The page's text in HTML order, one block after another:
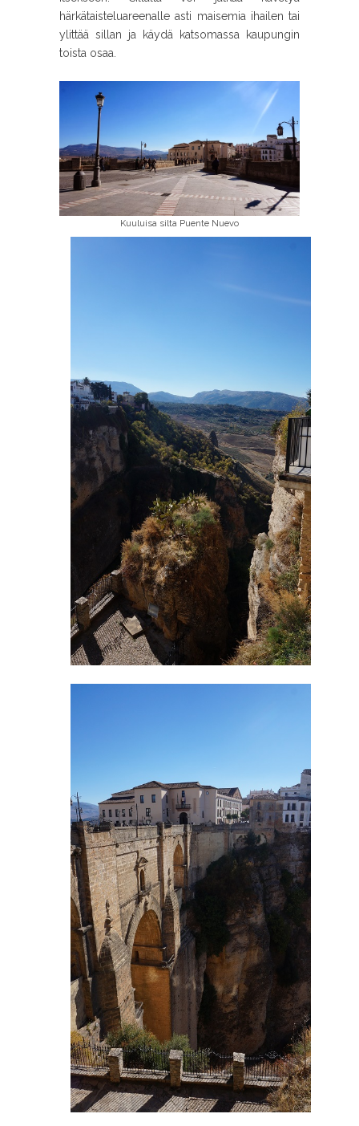
härkätaisteluareenalle asti maisemia ihailen tai
ylittää sillan ja käydä katsomassa kaupungin
toista osaa.
Kuuluisa silta Puente Nuevo